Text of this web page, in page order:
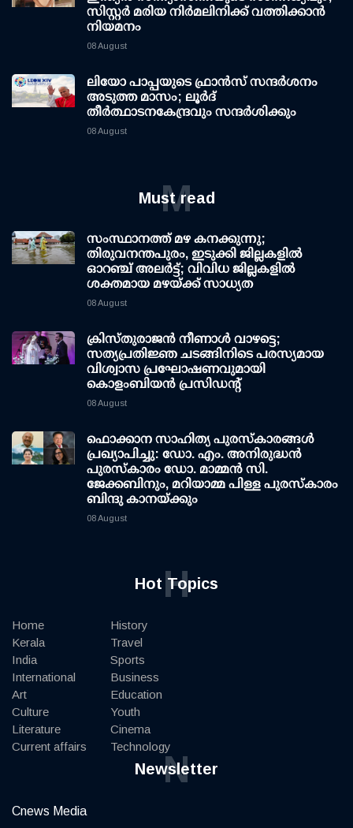
സിസ്റ്റർ മരിയ നിർമലിനിക്ക് വത്തിക്കാൻ
നിയമനം
08 August
ലിയോ പാപ്പയുടെ ഫ്രാൻസ് സന്ദർശനം
അടുത്ത മാസം; ലൂർദ്
തീർത്ഥാടനകേന്ദ്രവും സന്ദർശിക്കും
08 August
Must read
M
സംസ്ഥാനത്ത് മഴ കനക്കുന്നു;
തിരുവനന്തപുരം, ഇടുക്കി ജില്ലകളിൽ
ഓറഞ്ച് അലർട്ട്; വിവിധ ജില്ലകളിൽ
ശക്തമായ മഴയ്ക്ക് സാധ്യത
08 August
ക്രിസ്തുരാജൻ നീണാൾ വാഴട്ടെ;
സത്യപ്രതിജ്ഞ ചടങ്ങിനിടെ പരസ്യമായ
വിശ്വാസ പ്രഘോഷണവുമായി
കൊളംബിയൻ പ്രസിഡന്റ്
08 August
ഫൊക്കാന സാഹിത്യ പുരസ്‌കാരങ്ങള്‍
പ്രഖ്യാപിച്ചു: ഡോ. എം. അനിരുദ്ധന്‍
പുരസ്‌കാരം ഡോ. മാമ്മന്‍ സി.
ജേക്കബിനും, മറിയാമ്മ പിള്ള പുരസ്‌കാരം
ബിന്ദു കാനയ്ക്കും
08 August
Hot Topics
H
Home
Kerala
India
International
Art
Culture
Literature
Current affairs
History
Travel
Sports
Business
Education
Youth
Cinema
Technology
Newsletter
N
Cnews Media